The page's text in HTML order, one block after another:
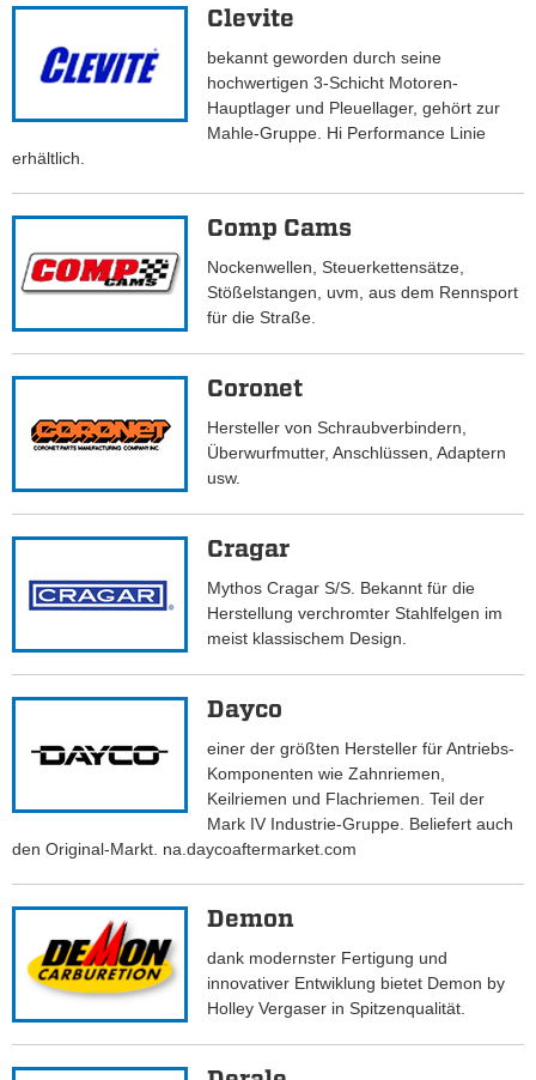
Clevite
bekannt geworden durch seine
hochwertigen 3-Schicht Motoren-
Hauptlager und Pleuellager, gehört zur
Mahle-Gruppe. Hi Performance Linie
erhältlich.
Comp Cams
Nockenwellen, Steuerkettensätze,
Stößelstangen, uvm, aus dem Rennsport
für die Straße.
Coronet
Hersteller von Schraubverbindern,
Überwurfmutter, Anschlüssen, Adaptern
usw.
Cragar
Mythos Cragar S/S. Bekannt für die
Herstellung verchromter Stahlfelgen im
meist klassischem Design.
Dayco
einer der größten Hersteller für Antriebs-
Komponenten wie Zahnriemen,
Keilriemen und Flachriemen. Teil der
Mark IV Industrie-Gruppe. Beliefert auch
den Original-Markt. na.daycoaftermarket.com
Demon
dank modernster Fertigung und
innovativer Entwiklung bietet Demon by
Holley Vergaser in Spitzenqualität.